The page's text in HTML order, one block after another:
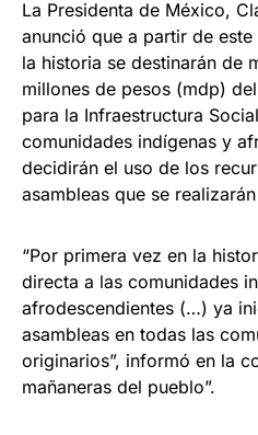
La Presidenta de México,
anunció que a partir de
la historia se destinarán de
millones de pesos (mdp)
para la Infraestructura
comunidades indígenas y
decidirán el uso de los
asambleas que se
“Por primera vez en la
directa a las comunidades
afrodescendientes (…) ya
asambleas en todas las
originarios”, informó en la
mañaneras del pueblo”.